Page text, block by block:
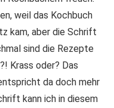
weil das Kochbuch
kam, aber die Schrift
sind die Rezepte
Krass oder? Das
da doch mehr
kann ich in diesem